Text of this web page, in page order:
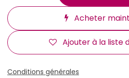
Acheter
Ajouter à la liste
Conditions générales